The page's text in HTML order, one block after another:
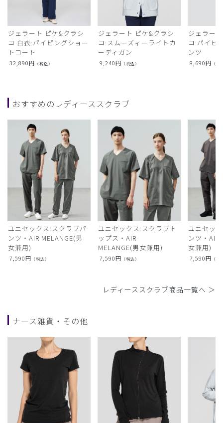
ジェラート ピケ&クラシ
コ 白衣:パイピングショー
トコート
32,890円 （税込）
ジェラート ピケ&クラシ
コ:スムーズィーライトカ
ーディガン
9,240円 （税込）
ジェラー
コ:パイピ
ンツ
8,690円 （税
おすすめのレディーススクラブ
ユニセックス:スクラブパ
ンツ・AIR MELANGE(男
女兼用)
7,590円 （税込）
ユニセックス:スクラブト
ップス・AIR
MELANGE(男女兼用)
7,590円 （税込）
ユニセッ
ンツ・AIR
女兼用)
7,590円 （税
レディーススクラブ商品一覧へ ＞
ナース雑貨・その他